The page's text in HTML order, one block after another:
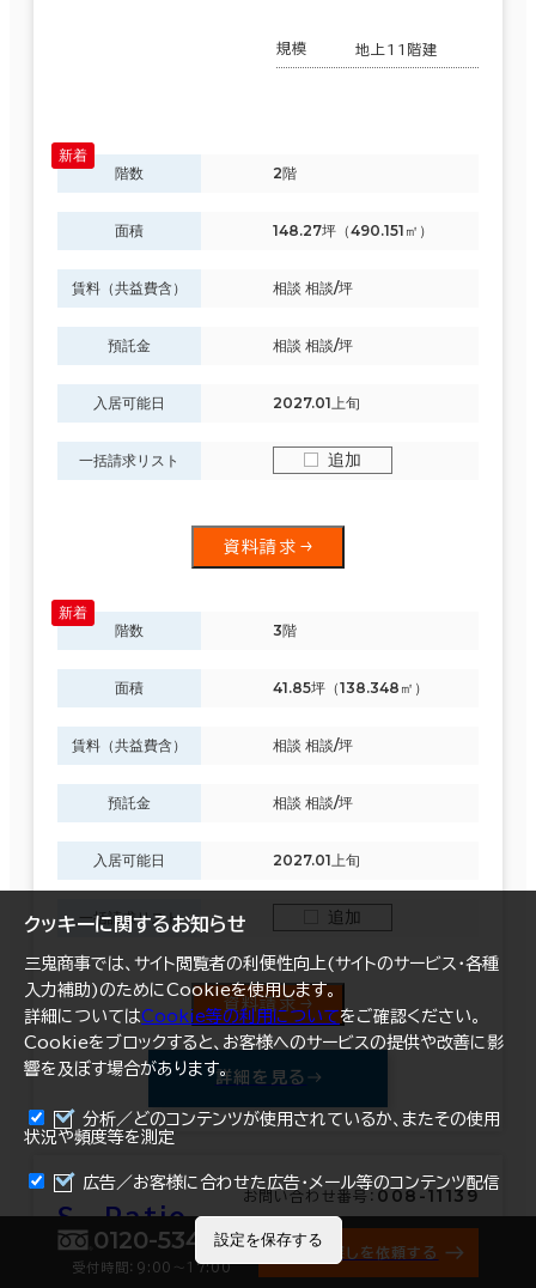
規模 地上11階建
階数 2階
面積 148.27坪（490.151㎡）
賃料（共益費含） 相談 相談/坪
預託金 相談 相談/坪
入居可能日 2027.01上旬
一括請求リスト 追加
資料請求
階数 3階
面積 41.85坪（138.348㎡）
賃料（共益費含） 相談 相談/坪
預託金 相談 相談/坪
入居可能日 2027.01上旬
一括請求リスト 追加
資料請求
詳細を見る
Ｓ Patio
お問い合わせ番号： 008-11139
まとめて資料請求
0120-534-011
受付時間：9:00〜17:00
オフィス探しを依頼する
クッキーに関するお知らせ
三鬼商事では、サイト閲覧者の利便性向上(サイトのサービス・各種
入力補助)のためにCookieを使用します。
詳細についてはCookie等の利用についてをご確認ください。
Cookieをブロックすると、お客様へのサービスの提供や改善に影
響を及ぼす場合があります。
分析／どのコンテンツが使用されているか、またその使用
状況や頻度等を測定
広告／お客様に合わせた広告・メール等のコンテンツ配信
設定を保存する